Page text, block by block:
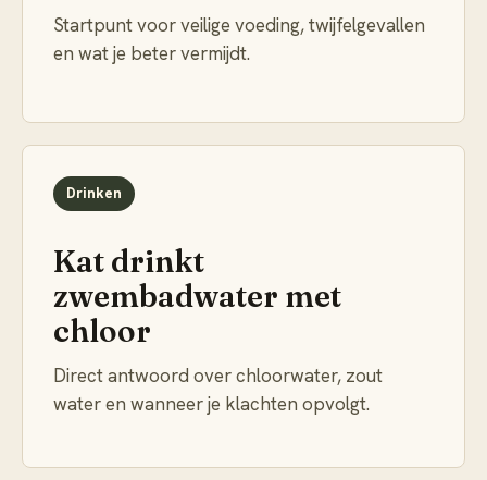
Startpunt voor veilige voeding, twijfelgevallen
en wat je beter vermijdt.
Drinken
Kat drinkt
zwembadwater met
chloor
Direct antwoord over chloorwater, zout
water en wanneer je klachten opvolgt.